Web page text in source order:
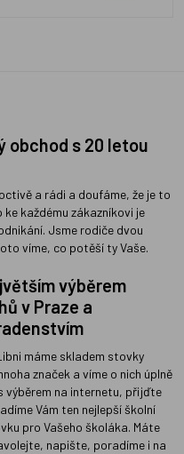
obchod s 20 letou
a rádi a doufáme, že je to
každému zákazníkovi je
Jsme rodiče dvou
víme, co potěší ty Vaše.
výběrem
v Praze a
máme skladem stovky
značek a víme o nich úplně
výběrem na internetu, přijďte
Vám ten nejlepší školní
pro Vašeho školáka. Máte
napište, poradíme i na